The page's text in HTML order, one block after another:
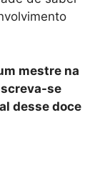
mestre na
se
desse doce